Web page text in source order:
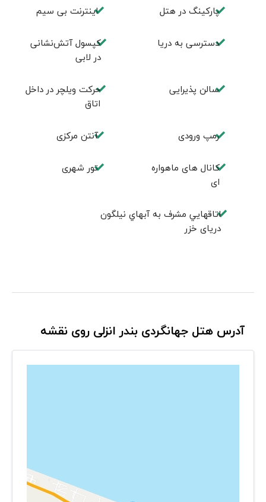
پارکینگ در هتل اینترنت بی سیم
دسترسی به دریا
کپسول آتش‌نشانی
در لابی
سالن پذیرایی
حرکت ویلچر در داخل
اتاق
رمپ ورودی آنتن مرکزی
کانال های ماهواره
ای
تور شهری
اتاقهايي مشرف به آبهاي نیلگون
دريای خزر
آدرس هتل جهانگردی بندر انزلی روی نقشه